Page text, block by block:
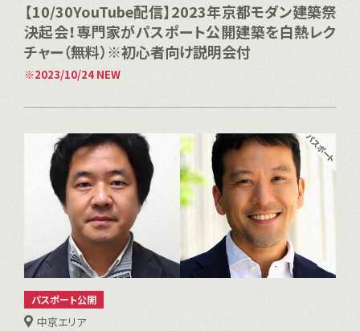
【10/30YouTube配信】2023年京都モダン建築祭
決起会！専門家がパスポート公開建築を白熱レク
チャー（無料）※初心者向け説明会付
2023/10/24 NEW
パスポート公開
中京エリア